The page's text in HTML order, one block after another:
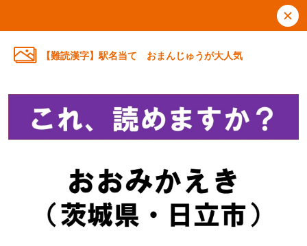
【難読漢字】駅名当て おまんじゅうが大人気